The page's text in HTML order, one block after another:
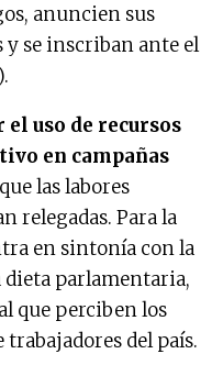
anuncien sus
se inscriban ante el
).
uso de recursos
en campañas
las labores
relegadas. Para la
en sintonía con la
dieta parlamentaria,
que perciben los
del país.